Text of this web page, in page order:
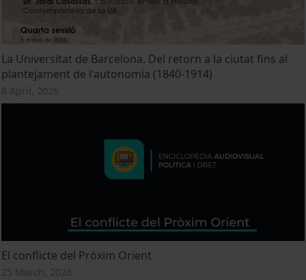
La Universitat de Barcelona. Del retorn a la ciutat fins al
plantejament de l'autonomia (1840-1914)
8 April, 2026
El conflicte del Pròxim Orient
25 March, 2026